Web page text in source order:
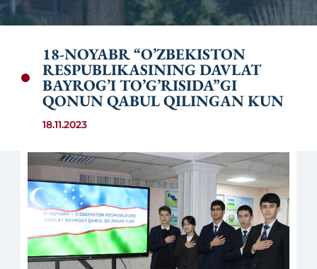
18-NOYABR “O’ZBEKISTON
RESPUBLIKASINING DAVLAT
BAYROG’I TO’G’RISIDA”GI
QONUN QABUL QILINGAN KUN
18.11.2023